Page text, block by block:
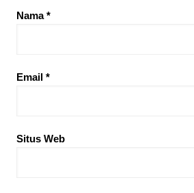
Nama*
Email *
Situs Web